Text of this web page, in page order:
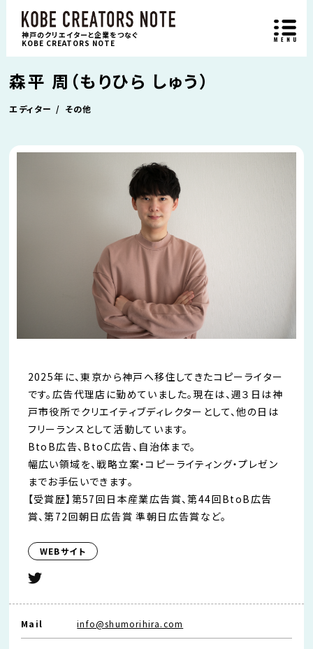
神戸のクリエイターと企業をつなぐ
KOBE CREATORS NOTE
森平 周（もりひら しゅう）
エディター その他
2025年に、東京から神戸へ移住してきたコピーライター
です。広告代理店に勤めていました。現在は、週３日は神
戸市役所でクリエイティブディレクターとして、他の日は
フリーランスとして活動しています。
BtoB広告、BtoC広告、自治体まで。
幅広い領域を、戦略立案・コピーライティング・プレゼン
までお手伝いできます。
【受賞歴】第57回日本産業広告賞、第44回BtoB広告
賞、第72回朝日広告賞 準朝日広告賞など。
WEBサイト
Mail info@shumorihira.com